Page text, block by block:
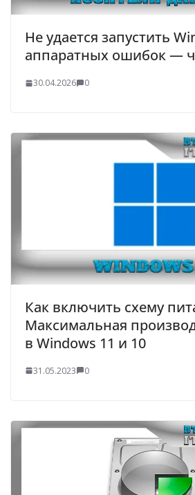
Не удается запустить
аппаратных ошибок —
30.04.2026 0
Как включить схему
Максимальная
в Windows 11 и 10
31.05.2023 0